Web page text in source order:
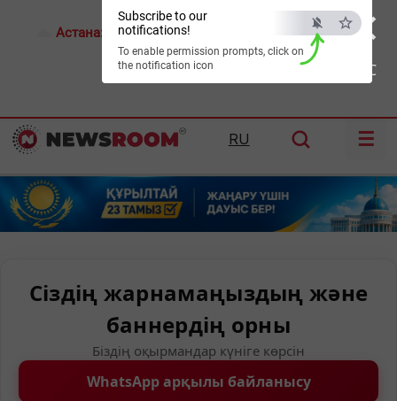
×
ESC
Subscribe to our
notifications!
To enable permission prompts, click on
the notification icon
Астана: 16°C Алматы: Шымкент:28°C
RU ☰
Сіздің жарнамаңыздың және
баннердің орны
Біздің оқырмандар күніге көрсін
WhatsApp арқылы байланысу